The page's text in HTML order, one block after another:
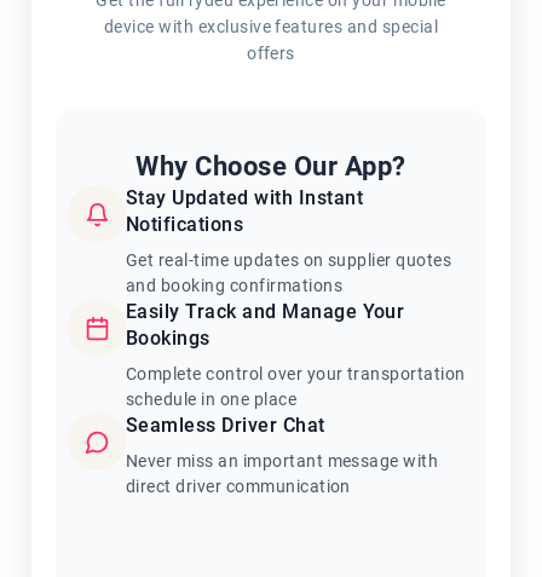
device with exclusive features and special
offers
Why Choose Our App?
Stay Updated with Instant
Notifications
Get real-time updates on supplier quotes
and booking confirmations
Easily Track and Manage Your
Bookings
Complete control over your transportation
schedule in one place
Seamless Driver Chat
Never miss an important message with
direct driver communication